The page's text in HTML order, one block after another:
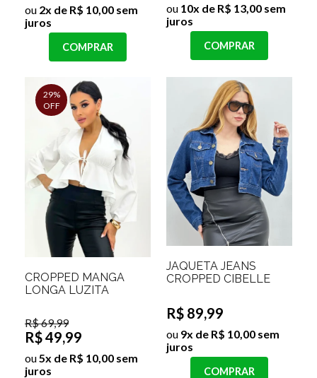
ou 2x de R$ 10,00 sem
juros
COMPRAR
ou 10x de R$ 13,00 sem
juros
COMPRAR
29%
OFF
CROPPED MANGA
LONGA LUZITA
R$ 69,99
R$ 49,99
ou 5x de R$ 10,00 sem
juros
JAQUETA JEANS
CROPPED CIBELLE
R$ 89,99
ou 9x de R$ 10,00 sem
juros
COMPRAR